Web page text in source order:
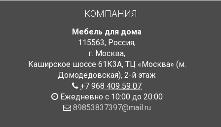
КОМПАНИЯ
Мебель для дома
115563, Россия,
г. Москва,
Каширское шоссе 61К3А, ТЦ «Москва» (м.
Домодедовская), 2-й этаж
+7 968 409 59 07
Ежедневно с 10:00 до 20:00
89853837397@mail.ru